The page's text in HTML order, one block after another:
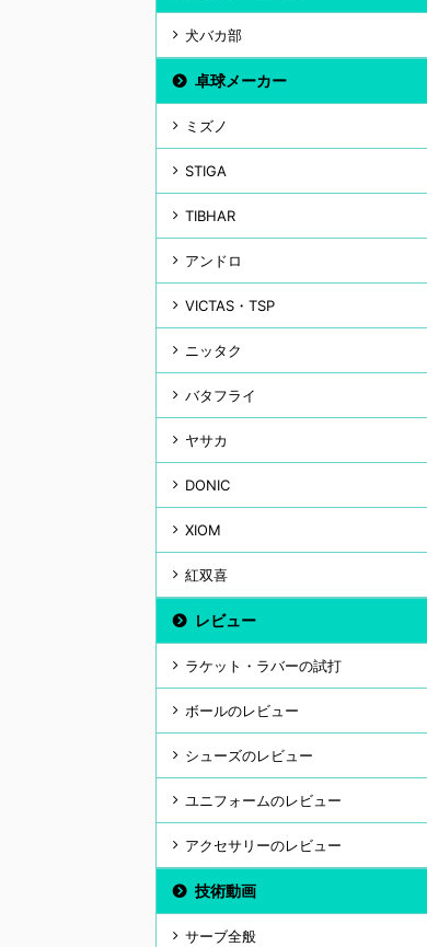
犬バカ部
卓球メーカー
ミズノ
STIGA
TIBHAR
アンドロ
VICTAS・TSP
ニッタク
バタフライ
ヤサカ
DONIC
XIOM
紅双喜
レビュー
ラケット・ラバーの試打
ボールのレビュー
シューズのレビュー
ユニフォームのレビュー
アクセサリーのレビュー
技術動画
サーブ全般